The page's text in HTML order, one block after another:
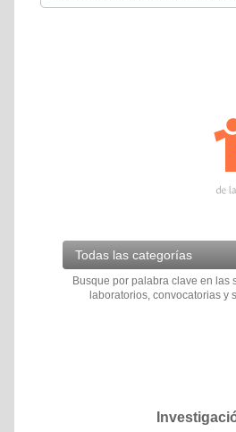
Todas las categorías
Busque por palabra clave en las
laboratorios, convocatorias y